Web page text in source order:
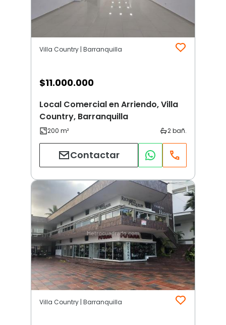
Villa Country | Barranquilla
$11.000.000
Local Comercial en Arriendo, Villa
Country, Barranquilla
Contactar
Villa Country | Barranquilla